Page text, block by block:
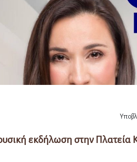
εκδήλωση στην Πλατεία